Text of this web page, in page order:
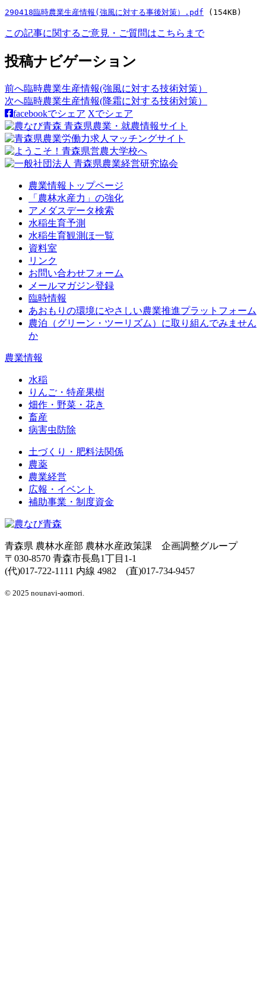
290418臨時農業生産情報(強風に対する事後対策）.pdf (154KB)
この記事に関するご意見・ご質問はこちらまで
投稿ナビゲーション
前へ臨時農業生産情報(強風に対する技術対策）
次へ臨時農業生産情報(降霜に対する技術対策）
facebookでシェア Xでシェア
農業情報トップページ
「農林水産力」の強化
アメダスデータ検索
水稲生育予測
水稲生育観測ほ一覧
資料室
リンク
お問い合わせフォーム
メールマガジン登録
臨時情報
あおもりの環境にやさしい農業推進プラットフォーム
農泊（グリーン・ツーリズム）に取り組んでみません
か
農業情報
水稲
りんご・特産果樹
畑作・野菜・花き
畜産
病害虫防除
土づくり・肥料法関係
農薬
農業経営
広報・イベント
補助事業・制度資金
青森県 農林水産部 農林水産政策課 企画調整グループ
〒030-8570 青森市長島1丁目1-1
(代)017-722-1111 内線 4982 (直)017-734-9457
© 2025 nounavi-aomori.